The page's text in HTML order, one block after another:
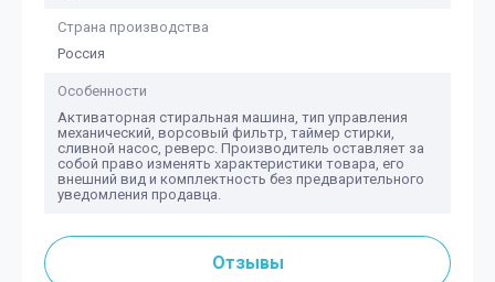
Страна производства
Россия
Особенности
Активаторная стиральная машина, тип управления
механический, ворсовый фильтр, таймер стирки,
сливной насос, реверс. Производитель оставляет за
собой право изменять характеристики товара, его
внешний вид и комплектность без предварительного
уведомления продавца.
Отзывы